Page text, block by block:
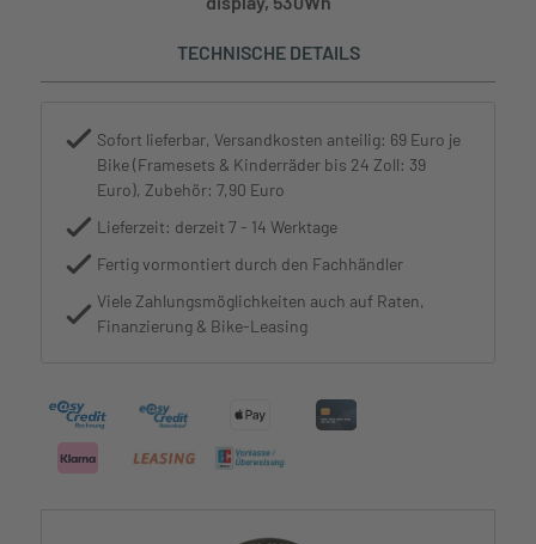
TECHNISCHE DETAILS
Sofort lieferbar, Versandkosten anteilig: 69 Euro je
Bike (Framesets & Kinderräder bis 24 Zoll: 39
Euro), Zubehör: 7,90 Euro
Lieferzeit: derzeit 7 - 14 Werktage
Fertig vormontiert durch den Fachhändler
Viele Zahlungsmöglichkeiten auch auf Raten,
Finanzierung & Bike-Leasing